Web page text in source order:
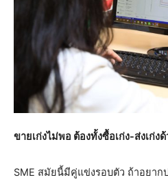
ขายเก่งไม่พอ ต้องทั้งซื้อเก่ง-ส่งเก่งด้
SME สมัยนี้มีคู่แข่งรอบตัว ถ้าอยาก